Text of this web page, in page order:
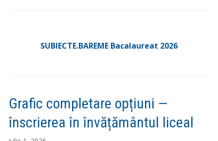
SUBIECTE.BAREME Bacalaureat 2026
Grafic completare opțiuni —
înscrierea în învățământul liceal